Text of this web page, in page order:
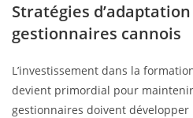
Stratégies
gestionnaires cannois
L’investissement dans la
devient primordial pour
gestionnaires doivent